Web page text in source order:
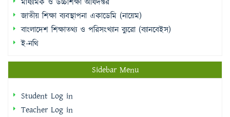
জাতীয় শিক্ষা ব্যবস্থাপনা একাডেমি (নায়েম)
বাংলাদেশ শিক্ষাতথ্য ও পরিসংখ্যান ব্যুরো (ব্যানবেইস)
ই-নথি
Sidebar Menu
Student Log in
Teacher Log in